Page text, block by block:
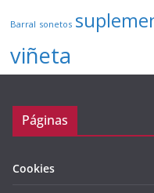
Barral sonetos
viñeta
Páginas
Cookies